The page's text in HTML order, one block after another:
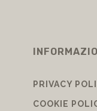
PRIVACY
COOKIE